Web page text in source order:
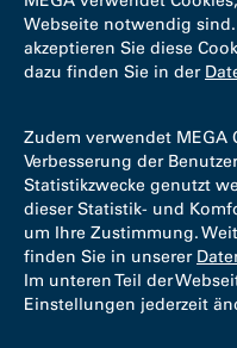
Webseite notwendig
akzeptieren Sie diese
dazu finden Sie in der
Zudem verwendet MEGA
Verbesserung der
Statistikzwecke genutzt
dieser Statistik- und
um Ihre Zustimmung.
finden Sie in unserer
Im unteren Teil der
Einstellungen jederzeit